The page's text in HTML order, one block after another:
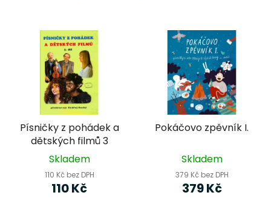
Písničky z pohádek a
dětských filmů 3
Skladem
110 Kč bez DPH
110 Kč
Pokáčovo zpěvník I.
Skladem
379 Kč bez DPH
379 Kč